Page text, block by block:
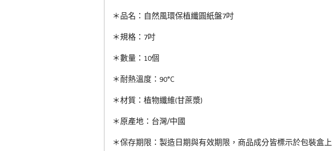
＊品名：自然風環保植纖圓紙盤7吋
＊規格：7吋
＊數量：10個
＊耐熱溫度：90°C
＊材質：植物纖維(甘蔗漿)
＊原產地：台灣/中國
＊保存期限：製造日期與有效期限，商品成分皆標示於包裝盒上